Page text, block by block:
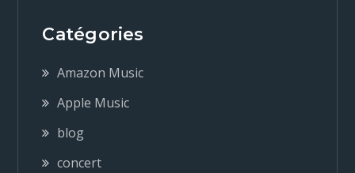
g
a
t
Catégories
Amazon Music
Apple Music
blog
concert